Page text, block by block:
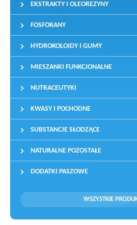
EKSTRAKTY I OLEOREZYNY
FOSFORANY
HYDROKOLOIDY I GUMY
MIESZANKI FUNKCJONALNE
NUTRACEUTYKI
KWASY I POCHODNE
SUBSTANCJE SŁODZĄCE
NATURALNE POZOSTAŁE
DODATKI PASZOWE
WSZYSTKIE